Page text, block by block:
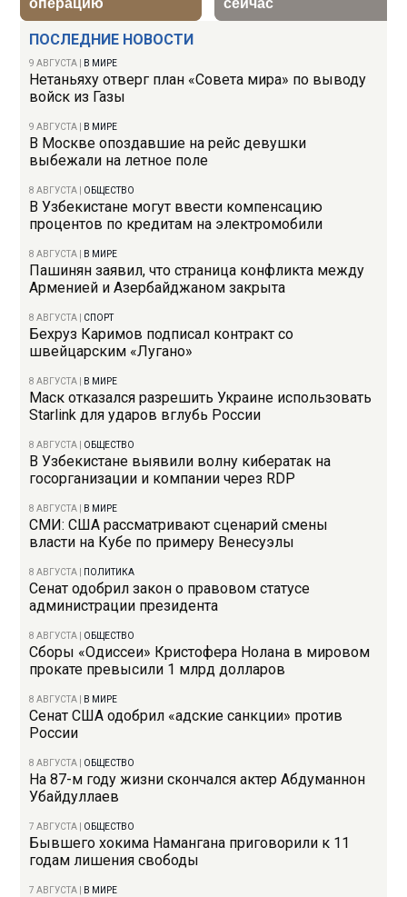
ПОСЛЕДНИЕ НОВОСТИ
9 АВГУСТА В МИРЕ
Нетаньяху отверг план «Совета мира» по выводу
войск из Газы
9 АВГУСТА В МИРЕ
В Москве опоздавшие на рейс девушки
выбежали на летное поле
8 АВГУСТА ОБЩЕСТВО
В Узбекистане могут ввести компенсацию
процентов по кредитам на электромобили
8 АВГУСТА В МИРЕ
Пашинян заявил, что страница конфликта между
Арменией и Азербайджаном закрыта
8 АВГУСТА СПОРТ
Бехруз Каримов подписал контракт со
швейцарским «Лугано»
8 АВГУСТА В МИРЕ
Маск отказался разрешить Украине использовать
Starlink для ударов вглубь России
8 АВГУСТА ОБЩЕСТВО
В Узбекистане выявили волну кибератак на
госорганизации и компании через RDP
8 АВГУСТА В МИРЕ
СМИ: США рассматривают сценарий смены
власти на Кубе по примеру Венесуэлы
8 АВГУСТА ПОЛИТИКА
Сенат одобрил закон о правовом статусе
администрации президента
8 АВГУСТА ОБЩЕСТВО
Сборы «Одиссеи» Кристофера Нолана в мировом
прокате превысили 1 млрд долларов
8 АВГУСТА В МИРЕ
Сенат США одобрил «адские санкции» против
России
8 АВГУСТА ОБЩЕСТВО
На 87-м году жизни скончался актер Абдуманнон
Убайдуллаев
7 АВГУСТА ОБЩЕСТВО
Бывшего хокима Намангана приговорили к 11
годам лишения свободы
7 АВГУСТА В МИРЕ